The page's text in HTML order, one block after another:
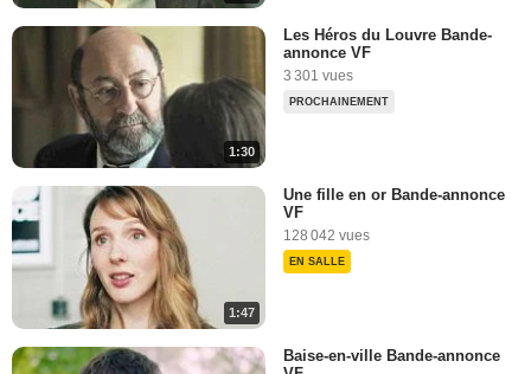
1:30
Les Héros du Louvre Bande-
annonce VF
3 301 vues
PROCHAINEMENT
1:47
Une fille en or Bande-annonce
VF
128 042 vues
EN SALLE
Baise-en-ville Bande-annonce